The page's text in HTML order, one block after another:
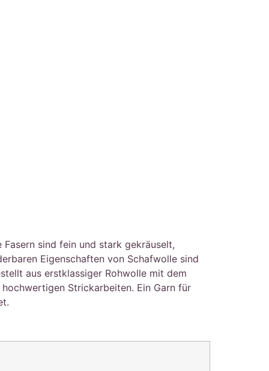
sind fein und stark gekräuselt,
Eigenschaften von Schafwolle sind
aus erstklassiger Rohwolle mit dem
Strickarbeiten. Ein Garn für